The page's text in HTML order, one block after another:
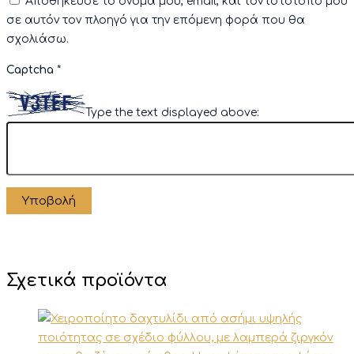
σε αυτόν τον πλοηγό για την επόμενη φορά που θα
σχολιάσω.
Captcha *
Type the text displayed above:
Σχετικά προϊόντα